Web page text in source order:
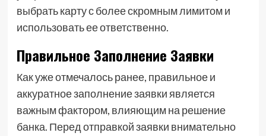
выбрать карту с более скромным лимитом и
использовать ее ответственно.
Правильное Заполнение Заявки
Как уже отмечалось ранее, правильное и
аккуратное заполнение заявки является
важным фактором, влияющим на решение
банка. Перед отправкой заявки внимательно